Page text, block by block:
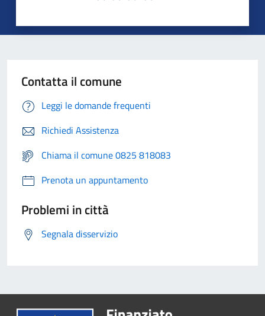
Contatta il comune
Leggi le domande frequenti
Richiedi Assistenza
Chiama il comune 0825 818083
Prenota un appuntamento
Problemi in città
Segnala disservizio